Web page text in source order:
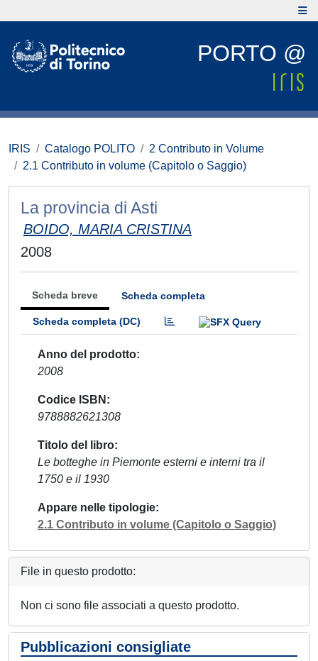
PORTO @
IRIS Catalogo POLITO
2 Contributo in Volume
2.1 Contributo in volume (Capitolo o Saggio)
La provincia di Asti
BOIDO, MARIA CRISTINA
2008
Scheda breve Scheda completa
Scheda completa (DC)
Anno del prodotto
2008
Codice ISBN
9788882621308
Titolo del libro
Le botteghe in Piemonte esterni e interni tra il
1750 e il 1930
Appare nelle tipologie
2.1 Contributo in volume (Capitolo o Saggio)
File in questo prodotto:
Non ci sono file associati a questo prodotto.
Pubblicazioni consigliate